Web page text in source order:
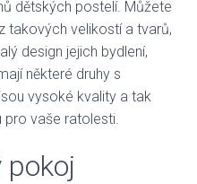
dětských postelí. Můžete
takových velikostí a tvarů,
design jejich bydlení,
některé druhy s
vysoké kvality a tak
pro vaše ratolesti.
pokoj